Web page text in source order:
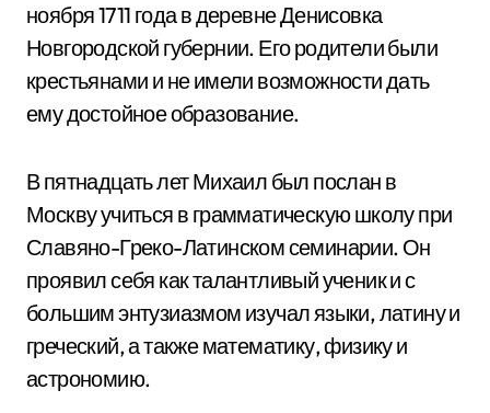
ноября 1711 года в деревне Денисовка
Новгородской губернии. Его родители были
крестьянами и не имели возможности дать
ему достойное образование.
В пятнадцать лет Михаил был послан в
Москву учиться в грамматическую школу при
Славяно-Греко-Латинском семинарии. Он
проявил себя как талантливый ученик и с
большим энтузиазмом изучал языки, латину и
греческий, а также математику, физику и
астрономию.